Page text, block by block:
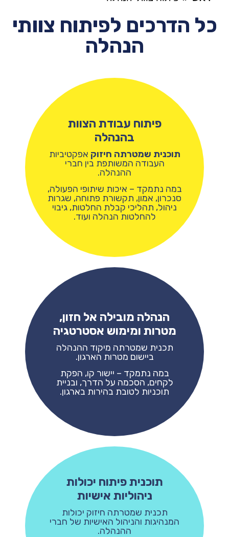
כל הדרכים לפיתוח צוותי
הנהלה
פיתוח עבודת הצוות
בהנהלה
תוכנית שמטרתה חיזוק אפקטיביות
העבודה המשותפת בין חברי
ההנהלה.
במה נתמקד – איכות שיתופי הפעולה,
סנכרון, אמון, תקשורת פתוחה, שגרות
ניהול, תהליכי קבלת החלטות, גיבוי
להחלטות הנהלה ועוד.
הנהלה מובילה אל חזון,
מטרות ומימוש אסטרטגיה
תכנית שמטרתה מיקוד ההנהלה
ביישום מטרות הארגון.
במה נתמקד – יישור קו, הפקת
לקחים, הסכמה על הדרך, ובניית
תוכניות לטובת בהירות בארגון.
תוכנית פיתוח יכולות
ניהוליות אישיות
תכנית שמטרתה חיזוק יכולות
המנהיגות והניהול האישיות של חברי
ההנהלה.